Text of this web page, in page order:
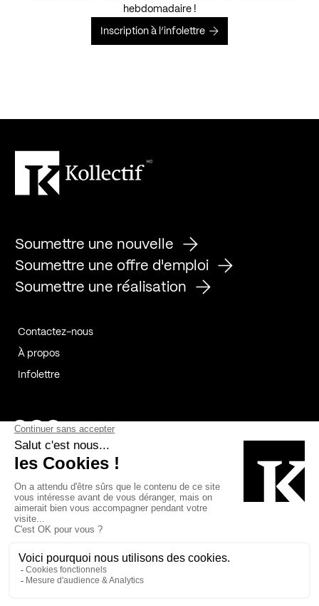
hebdomadaire !
Inscription à l’infolettre
Soumettre une nouvelle
Soumettre une offre d'emploi
Soumettre une réalisation
Contactez-nous
À propos
Infolettre
Page Facebook de Kollectif
Page Instagram de Kollectif
Page Linkedin de Kollectif
Bâtiment-Durable-Québec-1
Esquisses-1
MP-1 v2com-1